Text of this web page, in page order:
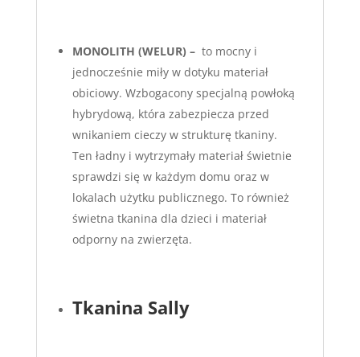
MONOLITH (WELUR) – to mocny i
jednocześnie miły w dotyku materiał
obiciowy. Wzbogacony specjalną powłoką
hybrydową, która zabezpiecza przed
wnikaniem cieczy w strukturę tkaniny.
Ten ładny i wytrzymały materiał świetnie
sprawdzi się w każdym domu oraz w
lokalach użytku publicznego. To również
świetna tkanina dla dzieci i materiał
odporny na zwierzęta.
Tkanina Sally